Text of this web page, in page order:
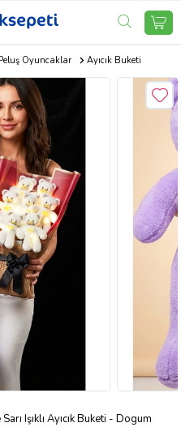
Oyuncaklar Ayıcık Buketi
Işıklı Ayıcık Buketi - Dogum